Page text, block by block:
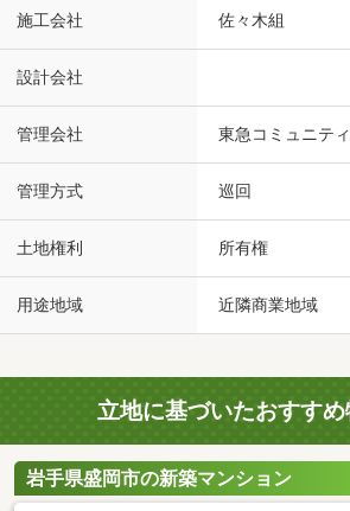
施工会社 佐々木組
設計会社
管理会社 東急コミュニテ
管理方式 巡回
土地権利 所有権
用途地域 近隣商業地域
立地に基づいたおすす
岩手県盛岡市の新築マンション